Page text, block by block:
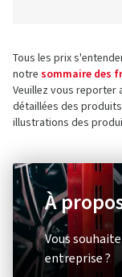
Tous les prix
notre sommaire des
Veuillez vous reporter
détaillées des
illustrations des
À
Vous
entreprise ?